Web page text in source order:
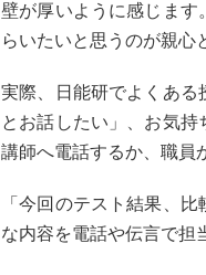
壁が厚いように感じます
らいたいと思うのが親心
実際、日能研でよくある
とお話したい」、お気
講師へ電話するか、職員
「今回のテスト結果、
な内容を電話や伝言で担